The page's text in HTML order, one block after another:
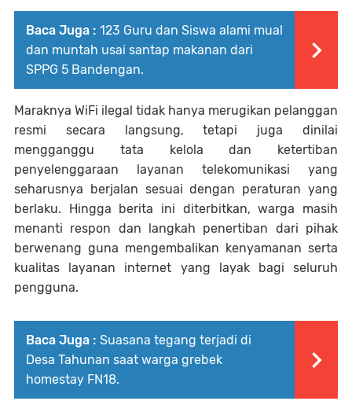
Baca Juga : 123 Guru dan Siswa alami mual
dan muntah usai santap makanan dari
SPPG 5 Bandengan.
Maraknya WiFi ilegal tidak hanya merugikan pelanggan
resmi secara langsung, tetapi juga dinilai
mengganggu tata kelola dan ketertiban
penyelenggaraan layanan telekomunikasi yang
seharusnya berjalan sesuai dengan peraturan yang
berlaku. Hingga berita ini diterbitkan, warga masih
menanti respon dan langkah penertiban dari pihak
berwenang guna mengembalikan kenyamanan serta
kualitas layanan internet yang layak bagi seluruh
pengguna.
Baca Juga : Suasana tegang terjadi di
Desa Tahunan saat warga grebek
homestay FN18.